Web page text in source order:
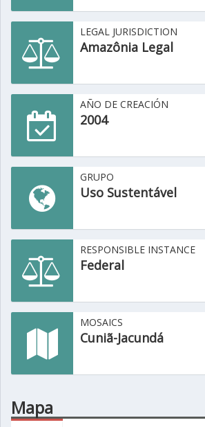
LEGAL JURISDICTION
Amazônia Legal
AÑO DE CREACIÓN
2004
GRUPO
Uso Sustentável
RESPONSIBLE INSTANCE
Federal
MOSAICS
Cuniã-Jacundá
Mapa